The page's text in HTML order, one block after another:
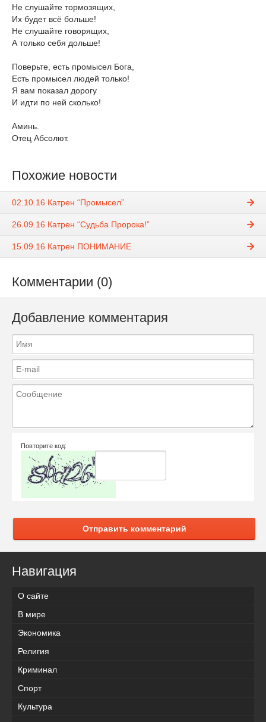
Не слушайте тормозящих,
Их будет всё больше!
Не слушайте говорящих,
А только себя дольше!
Поверьте, есть промысел Бога,
Есть промысел людей только!
Я вам показал дорогу
И идти по ней сколько!
Аминь.
Отец Абсолют.
Похожие новости
02.10.16 Катрен “Промысел”
26.09.16 Катрен “Судьба Пророка!”
15.09.16 Катрен ПОНИМАНИЕ
Комментарии (0)
Добавление комментария
Повторите код:
Отправить комментарий
Навигация
О сайте
В мире
Экономика
Религия
Криминал
Спорт
Культура